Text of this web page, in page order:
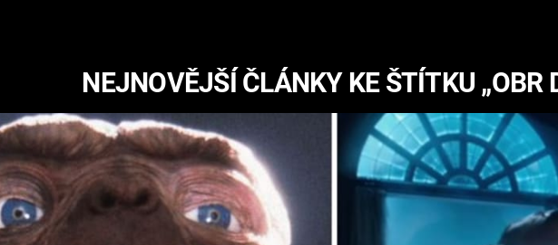
RYCHLE A
ZBĚSILE 10
PREDÁTOR
KINGDOM
COME:
DELIVERANCE
ESPORT
CHUCK
NORRIS
NEJNOVĚJŠÍ ČLÁNKY KE ŠTÍTKU „OBR